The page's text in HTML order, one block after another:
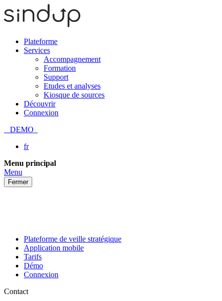
Plateforme
Services
Accompagnement
Formation
Support
Etudes et analyses
Kiosque de sources
Découvrir
Connexion
DEMO
fr
Passer
au
contenu
Menu principal
Menu
Fermer
Plateforme de veille stratégique
Application mobile
Tarifs
Démo
Connexion
Contact